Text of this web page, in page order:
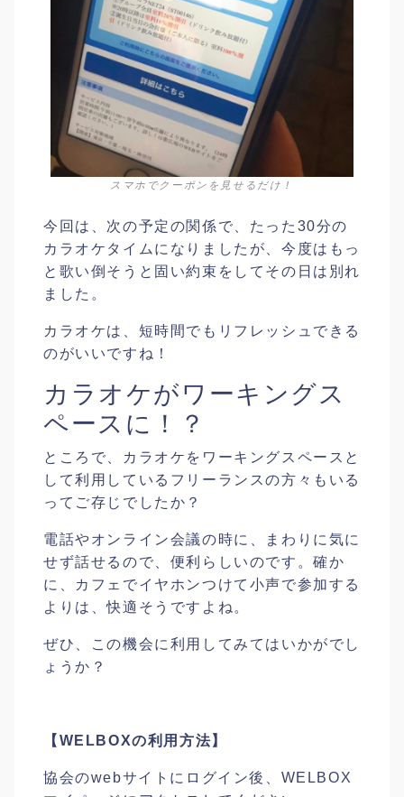
スマホでクーポンを見せるだけ！
今回は、次の予定の関係で、たった30分の
カラオケタイムになりましたが、今度はもっ
と歌い倒そうと固い約束をしてその日は別れ
ました。
カラオケは、短時間でもリフレッシュできる
のがいいですね！
カラオケがワーキングス
ペースに！？
ところで、カラオケをワーキングスペースと
して利用しているフリーランスの方々もいる
ってご存じでしたか？
電話やオンライン会議の時に、まわりに気に
せず話せるので、便利らしいのです。確か
に、カフェでイヤホンつけて小声で参加する
よりは、快適そうですよね。
ぜひ、この機会に利用してみてはいかがでし
ょうか？
【WELBOXの利用方法】
協会のwebサイトにログイン後、WELBOX